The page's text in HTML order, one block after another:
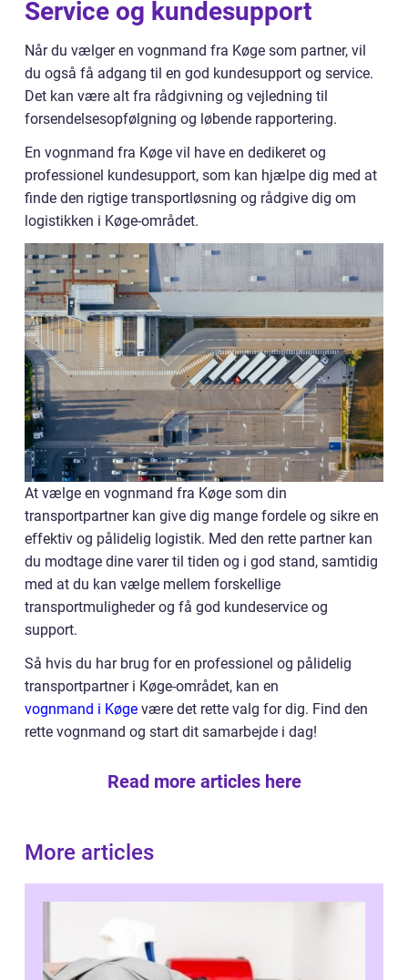
Service og kundesupport
Når du vælger en vognmand fra Køge som partner, vil
du også få adgang til en god kundesupport og service.
Det kan være alt fra rådgivning og vejledning til
forsendelsesopfølgning og løbende rapportering.
En vognmand fra Køge vil have en dedikeret og
professionel kundesupport, som kan hjælpe dig med at
finde den rigtige transportløsning og rådgive dig om
logistikken i Køge-området.
At vælge en vognmand fra Køge som din
transportpartner kan give dig mange fordele og sikre en
effektiv og pålidelig logistik. Med den rette partner kan
du modtage dine varer til tiden og i god stand, samtidig
med at du kan vælge mellem forskellige
transportmuligheder og få god kundeservice og
support.
Så hvis du har brug for en professionel og pålidelig
transportpartner i Køge-området, kan en
vognmand i Køge være det rette valg for dig. Find den
rette vognmand og start dit samarbejde i dag!
Read more articles here
More articles